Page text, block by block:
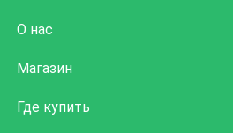
О нас
Магазин
Где купить